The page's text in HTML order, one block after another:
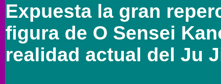
Expuesta la gran
figura de O Sensei
realidad actual del Ju